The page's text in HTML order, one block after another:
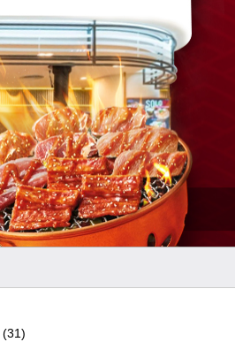
(31)